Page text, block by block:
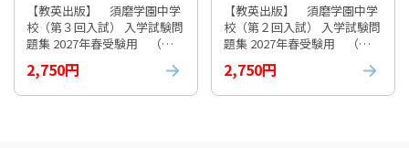
【教英出版】 須磨学園中学
校（第３回入試） 入学試験問
題集 2027年春受験用 （※
お取り寄せ商品）
2,750円
【教英出版】 須磨学園中学
校（第２回入試） 入学試験問
題集 2027年春受験用 （※
お取り寄せ商品）
2,750円